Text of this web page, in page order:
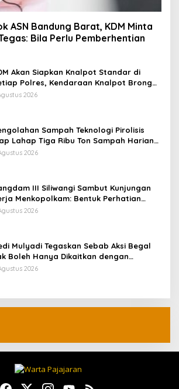
ASN Bandung Barat, KDM Minta
Bila Perlu Pemberhentian
Akan Siapkan Knalpot Standar di
Polres, Kendaraan Knalpot Brong
Langsung Ganti
2026
Sampah Teknologi Pirolisis
Lahap Tiga Ribu Ton Sampah Harian
Barat
2026
III Siliwangi Sambut Kunjungan
Menkopolkam: Bentuk Perhatian
2026
Mulyadi Tegaskan Sebab Aksi Begal
Boleh Hanya Dikaitkan dengan
2026